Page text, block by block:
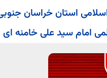
استان خراسان
امام سید علی خامنه ای